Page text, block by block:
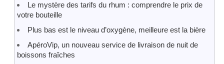
Le mystère des tarifs du rhum : comprendre le prix de
votre bouteille
Plus bas est le niveau d’oxygène, meilleure est la bière
ApéroVip, un nouveau service de livraison de nuit de
boissons fraîches